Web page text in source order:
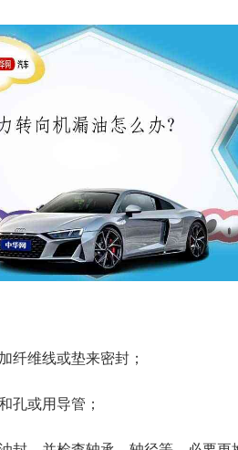
纤维线或垫来密封；
孔或用导管；